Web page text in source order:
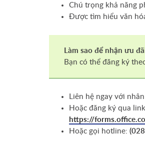
Chú trọng khả năng
Được tìm hiểu văn
Làm sao để nhận ưu
Bạn có thể đăng ký
Liên hệ ngay với
Hoặc đăng ký qua
https://
Hoặc gọi hotline: